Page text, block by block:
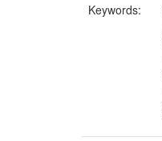
Keywords: